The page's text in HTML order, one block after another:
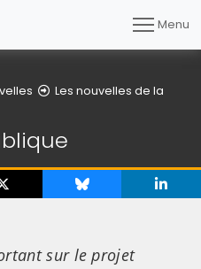
Menu
Les nouvelles de la
sur le projet